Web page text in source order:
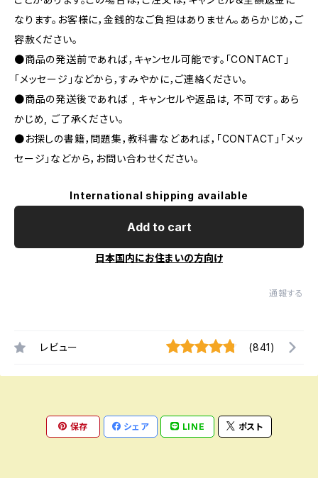
なります。お客様に，金銭的なご負担はありません。あらかじめ，ご
容赦ください。
●商品の発送前であれば，キャンセル可能です。「CONTACT」
「メッセージ」などから，すみやかに，ご連絡ください。
●商品の発送後であれば , キャンセルや返品は, 不可です｡あら
かじめ, ご了承ください｡
●お探しの書籍，問題集，教科書などあれば，「CONTACT」「メッ
セージ」などから，お問い合わせください。
International shipping available
Add to cart
日本国内にお住まいの方向け
通報する
レビュー (841)
保存 シェア LINE ポスト